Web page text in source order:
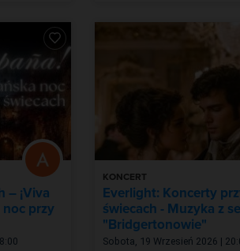
– ¡Viva
noc przy
KONCERT
Everlight: Koncerty
świecach - Muzyka z
"Bridgertonowie"
Sobota, 19 Wrzesień 2026 |